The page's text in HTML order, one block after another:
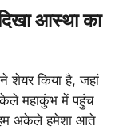
आस्था का
शेयर किया है, जहां
महाकुंभ में पहुंच
अकेले हमेशा आते